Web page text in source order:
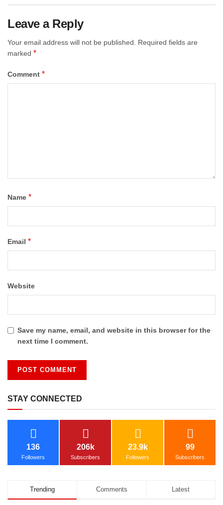
Leave a Reply
Your email address will not be published.
Required fields are
marked *
Comment *
Name *
Email *
Website
Save my name, email, and website in this browser for the
next time I comment.
STAY CONNECTED
136
Followers
206k
Subscribers
23.9k
Followers
99
Subscribers
Trending Comments Latest